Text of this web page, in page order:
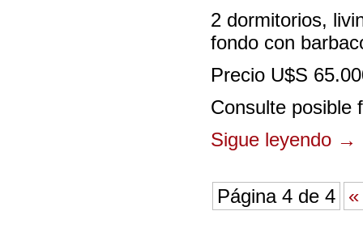
2 dormitorios,
fondo con
Precio U$S
Consulte posible
Sigue leyendo →
Página 4 de 4 «